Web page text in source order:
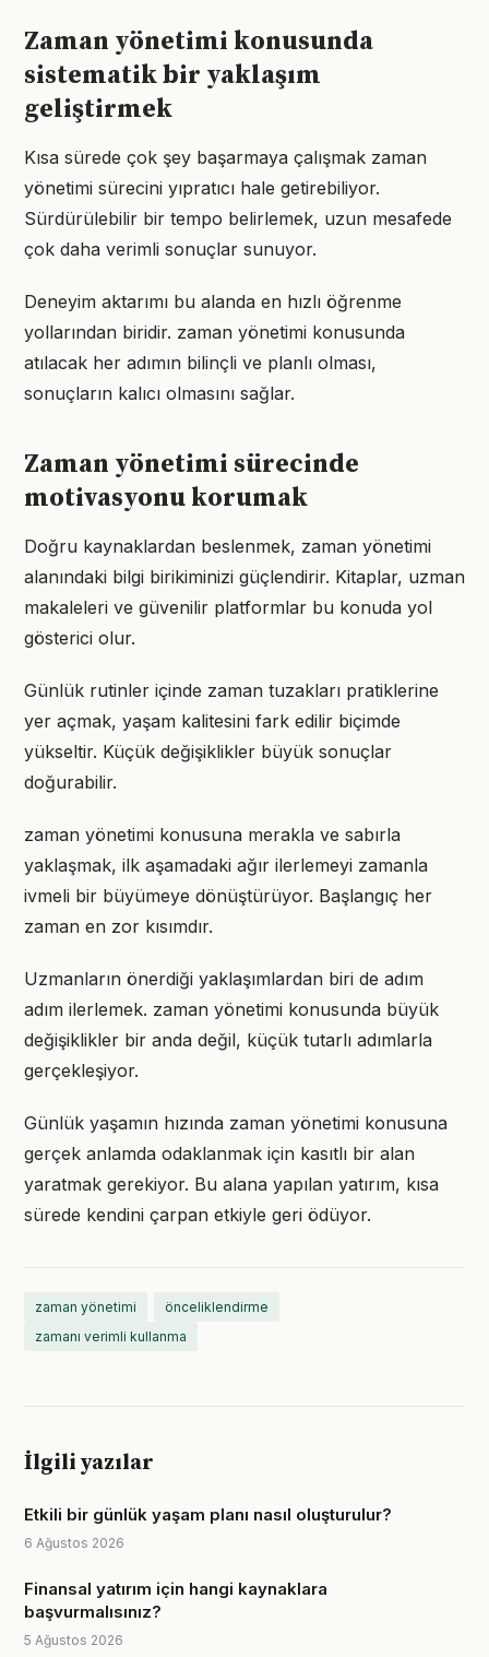
Zaman yönetimi konusunda
sistematik bir yaklaşım
geliştirmek
Kısa sürede çok şey başarmaya çalışmak zaman
yönetimi sürecini yıpratıcı hale getirebiliyor.
Sürdürülebilir bir tempo belirlemek, uzun mesafede
çok daha verimli sonuçlar sunuyor.
Deneyim aktarımı bu alanda en hızlı öğrenme
yollarından biridir. zaman yönetimi konusunda
atılacak her adımın bilinçli ve planlı olması,
sonuçların kalıcı olmasını sağlar.
Zaman yönetimi sürecinde
motivasyonu korumak
Doğru kaynaklardan beslenmek, zaman yönetimi
alanındaki bilgi birikiminizi güçlendirir. Kitaplar, uzman
makaleleri ve güvenilir platformlar bu konuda yol
gösterici olur.
Günlük rutinler içinde zaman tuzakları pratiklerine
yer açmak, yaşam kalitesini fark edilir biçimde
yükseltir. Küçük değişiklikler büyük sonuçlar
doğurabilir.
zaman yönetimi konusuna merakla ve sabırla
yaklaşmak, ilk aşamadaki ağır ilerlemeyi zamanla
ivmeli bir büyümeye dönüştürüyor. Başlangıç her
zaman en zor kısımdır.
Uzmanların önerdiği yaklaşımlardan biri de adım
adım ilerlemek. zaman yönetimi konusunda büyük
değişiklikler bir anda değil, küçük tutarlı adımlarla
gerçekleşiyor.
Günlük yaşamın hızında zaman yönetimi konusuna
gerçek anlamda odaklanmak için kasıtlı bir alan
yaratmak gerekiyor. Bu alana yapılan yatırım, kısa
sürede kendini çarpan etkiyle geri ödüyor.
zaman yönetimi
önceliklendirme
zamanı verimli kullanma
İlgili yazılar
Etkili bir günlük yaşam planı nasıl oluşturulur?
6 Ağustos 2026
Finansal yatırım için hangi kaynaklara
başvurmalısınız?
5 Ağustos 2026